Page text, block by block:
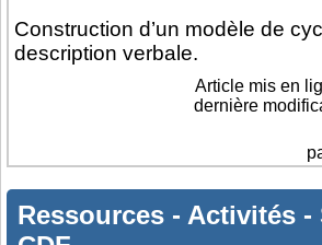
Construction d’un modèle de
description verbale.
Article mis en
dernière
Ressources - Activités -